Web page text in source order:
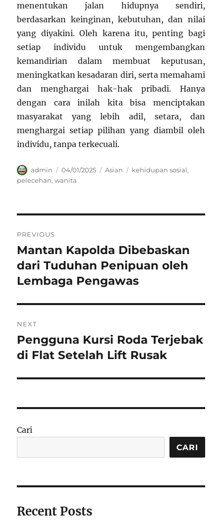
menentukan jalan hidupnya sendiri,
berdasarkan keinginan, kebutuhan, dan nilai
yang diyakini. Oleh karena itu, penting bagi
setiap individu untuk mengembangkan
kemandirian dalam membuat keputusan,
meningkatkan kesadaran diri, serta memahami
dan menghargai hak-hak pribadi. Hanya
dengan cara inilah kita bisa menciptakan
masyarakat yang lebih adil, setara, dan
menghargai setiap pilihan yang diambil oleh
individu, tanpa terkecuali.
Author
admin
Posted
on
04/01/2025 Categories
Asian Tags
kehidupan sosial,
pelecehan,wanita
pos
PREVIOUS
Previous
post:
Mantan Kapolda Dibebaskan
dari Tuduhan Penipuan oleh
Lembaga Pengawas
NEXT
Next
post:
Pengguna Kursi Roda Terjebak
di Flat Setelah Lift Rusak
Cari
CARI
Recent Posts